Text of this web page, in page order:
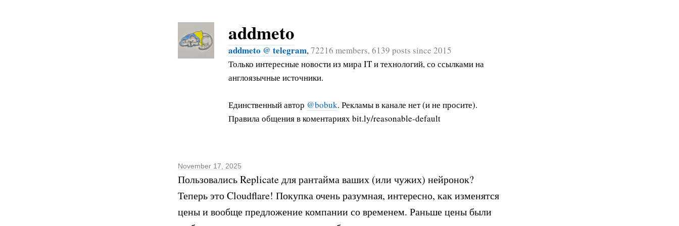
addmeto
addmeto @ telegram,72216 members, 6139 posts since 2015
Только интересные новости из мира IT и технологий, со ссылками на
англоязычные источники.
Единственный автор @bobuk. Рекламы в канале нет (и не просите).
Правила общения в коментариях bit.ly/reasonable-default
November 17, 2025
Пользовались Replicate для рантайма ваших (или чужих) нейронок?
Теперь это Cloudflare! Покупка очень разумная, интересно, как изменятся
цены и вообще предложение компании со временем. Раньше цены были